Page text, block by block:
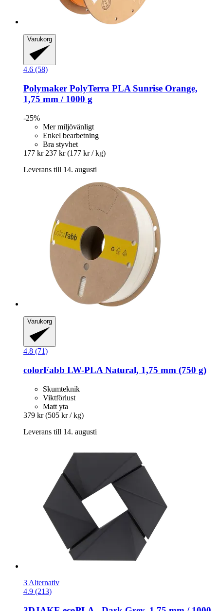
Varukorg
4.6 (58)
Polymaker PolyTerra PLA Sunrise Orange,
1,75 mm / 1000 g
-25%
Mer miljövänligt
Enkel bearbetning
Bra styvhet
177 kr 237 kr (177 kr / kg)
Leverans till 14. augusti
Varukorg
4.8 (71)
colorFabb LW-​PLA Natural, 1,75 mm (750 g)
Skumteknik
Viktförlust
Matt yta
379 kr (505 kr / kg)
Leverans till 14. augusti
3 Alternativ
4.9 (213)